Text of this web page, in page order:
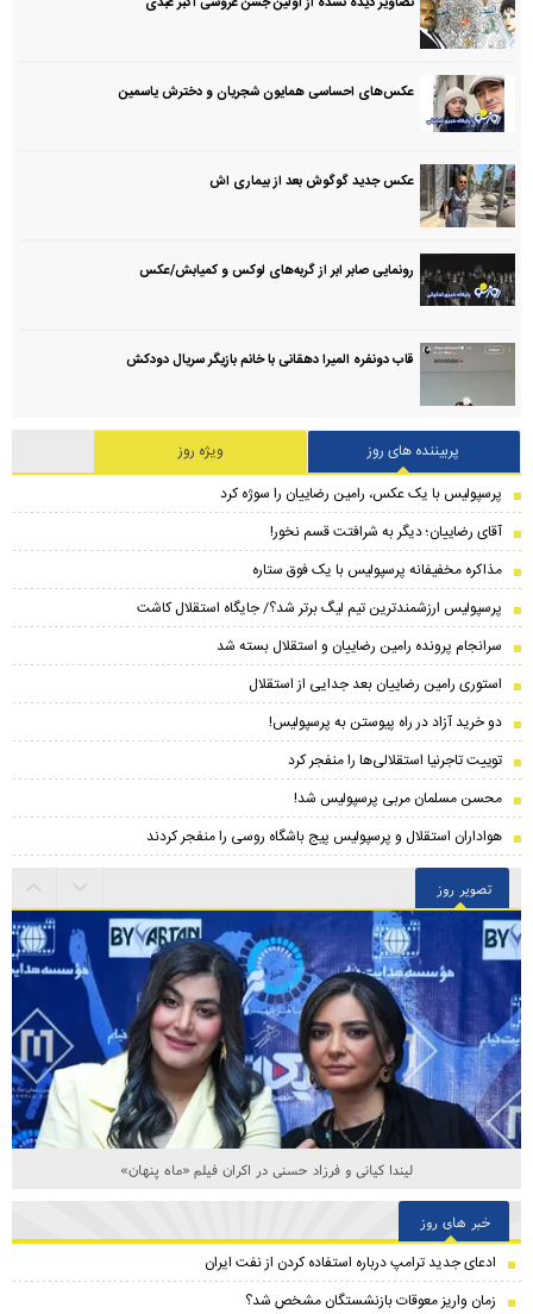
عکس‌های احساسی همایون شجریان و دخترش یاسمین
عکس جدید گوگوش بعد از بیماری اش
رونمایی صابر ابر از گربه‌های لوکس و کمیابش/عکس
قاب دونفره المیرا دهقانی با خانم بازیگر سریال دودکش
پربیننده های روز
ویژه روز
پرسپولیس با یک عکس، رامین رضاییان را سوژه کرد
آقای رضاییان؛ دیگر به شرافتت قسم نخور!
مذاکره مخفیفانه پرسپولیس با یک فوق ستاره
پرسپولیس ارزشمندترین تیم لیگ برتر شد؟/ جایگاه استقلال کاشت
سرانجام پرونده رامین رضاییان و استقلال بسته شد
استوری رامین رضاییان بعد جدایی از استقلال
دو خرید آزاد در راه پیوستن به پرسپولیس!
توییت تاجرنیا استقلالی‌ها را منفجر کرد
محسن مسلمان مربی پرسپولیس شد!
هواداران استقلال و پرسپولیس پیج باشگاه روسی را منفجر کردند
تصویر روز
لیندا کیانی و فرزاد حسنی در اکران فیلم «ماه پنهان»
خبر های روز
ادعای جدید ترامپ درباره استفاده کردن از نفت ایران
زمان واریز معوقات بازنشستگان مشخص شد؟